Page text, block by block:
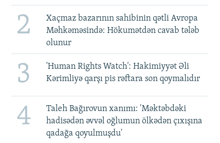
2
Xaçmaz bazarının sahibinin qətli Avropa
Məhkəməsində: Hökumətdən cavab tələb
olunur
3
'Human Rights Watch': Hakimiyyət Əli
Kərimliyə qarşı pis rəftara son qoymalıdır
4
Taleh Bağırovun xanımı: 'Məktəbdəki
hadisədən əvvəl oğlumun ölkədən çıxışına
qadağa qoyulmuşdu'